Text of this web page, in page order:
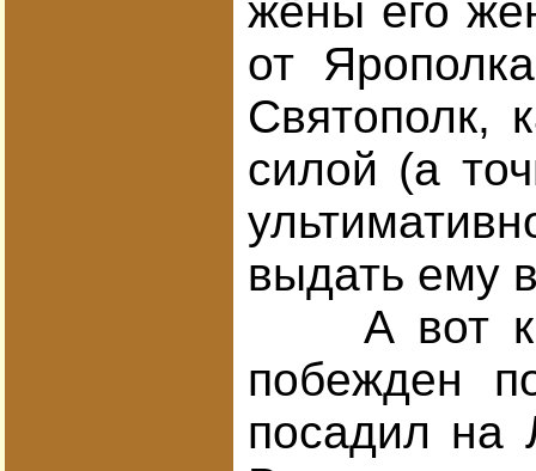
жёны его
от
Святополк,
силой (а
выдать ему
А вот как
побежден
посадил на